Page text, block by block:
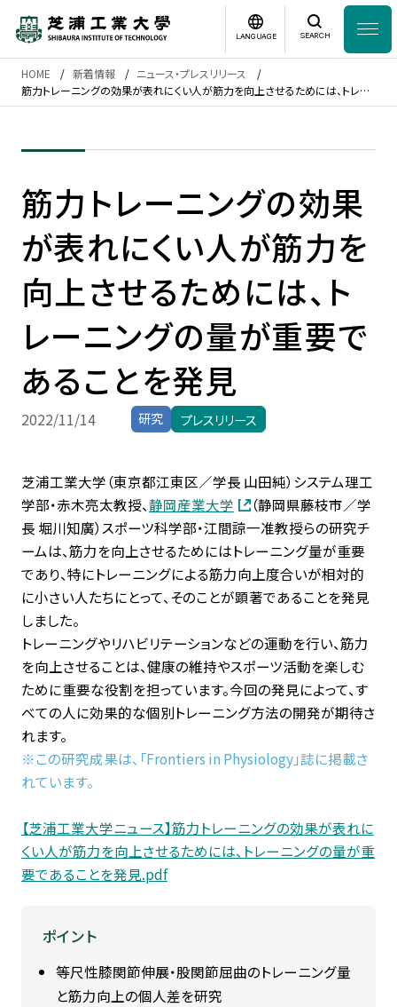
News
芝浦工業大学とは
学部・大学院
研究・産学連携
グローバル
入学案内
学生生活・ キャリア支援
受験生 在学生・保証人
卒業生 企業・研究者
一般
LANGUAGE SEARCH
日本語 English
HOME 新着情報
ニュース・プレスリリース
筋力トレーニングの効果が表れにくい人が筋力を向上させるためには、トレー
ニングの量が重要であることを発見
筋力トレーニングの効果
が表れにくい人が筋力を
向上させるためには、ト
レーニングの量が重要で
あることを発見
2022/11/14 研究 プレスリリース
芝浦工業大学（東京都江東区／学長 山田純）システム理工
学部・赤木亮太教授、静岡産業大学
（静岡県藤枝市／学
長 堀川知廣）スポーツ科学部・江間諒一准教授らの研究チ
ームは、筋力を向上させるためにはトレーニング量が重要
であり、特にトレーニングによる筋力向上度合いが相対的
に小さい人たちにとって、そのことが顕著であることを発見
しました。
トレーニングやリハビリテーションなどの運動を行い、筋力
を向上させることは、健康の維持やスポーツ活動を楽しむ
ために重要な役割を担っています。今回の発見によって、す
べての人に効果的な個別トレーニング方法の開発が期待さ
れます。
※この研究成果は、「Frontiers in Physiology」誌に掲載さ
れています。
【芝浦工業大学ニュース】筋力トレーニングの効果が表れに
くい人が筋力を向上させるためには、トレーニングの量が重
要であることを発見.pdf
ポイント
等尺性膝関節伸展・股関節屈曲のトレーニング量
と筋力向上の個人差を研究